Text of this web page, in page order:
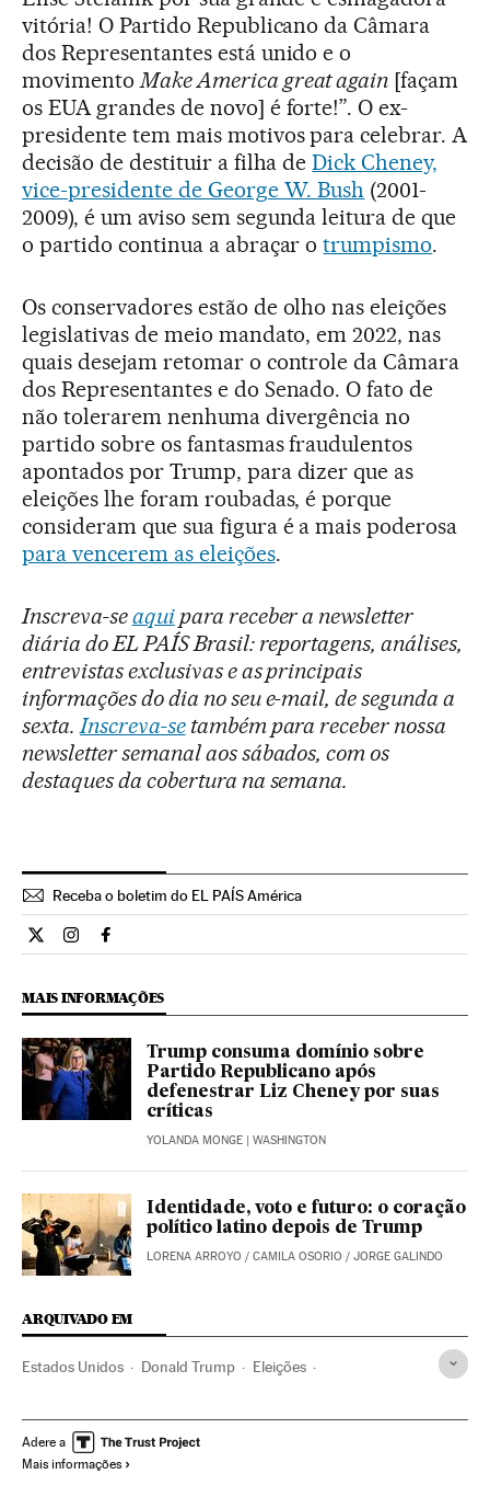
vitória! O Partido Republicano da Câmara
dos Representantes está unido e o
movimento Make America great again [façam
os EUA grandes de novo] é forte!”. O ex-
presidente tem mais motivos para celebrar. A
decisão de destituir a filha deDick Cheney,
vice-presidente de George W. Bush (2001-
2009), é um aviso sem segunda leitura de que
o partido continua a abraçar otrumpismo.
Os conservadores estão de olho nas eleições
legislativas de meio mandato, em 2022, nas
quais desejam retomar o controle da Câmara
dos Representantes e do Senado. O fato de
não tolerarem nenhuma divergência no
partido sobre os fantasmas fraudulentos
apontados por Trump, para dizer que as
eleições lhe foram roubadas, é porque
consideram que sua figura é a mais poderosa
para vencerem as eleições.
Inscreva-seaquipara receber a newsletter
diária do EL PAÍS Brasil: reportagens, análises,
entrevistas exclusivas e as principais
informações do dia no seu e-mail, de segunda a
sexta. Inscreva-setambém para receber nossa
newsletter semanal aos sábados, com os
destaques da cobertura na semana.
Receba o boletim do EL PAÍS América
Internacional El País Brasil en Twitter
Internacional El País Brasil en Instagram
Internacional El País Brasil en Facebook
MAIS INFORMAÇÕES
Trump consuma domínio sobre
Partido Republicano após
defenestrar Liz Cheney por suas
críticas
YOLANDA MONGE | WASHINGTON
Identidade, voto e futuro: o coração
político latino depois de Trump
LORENA ARROYO / CAMILA OSORIO / JORGE GALINDO
ARQUIVADO EM
Estados Unidos Donald Trump Eleições
George Bush Conservadores
América do Norte
Adere a
Mais informações